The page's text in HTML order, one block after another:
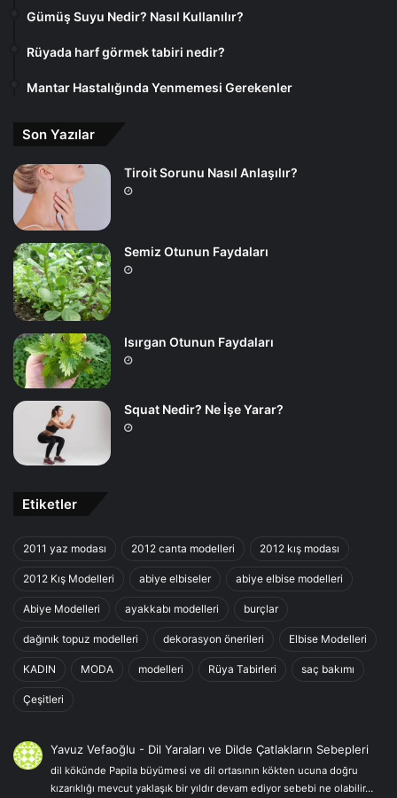
Gümüş Suyu Nedir? Nasıl Kullanılır?
Rüyada harf görmek tabiri nedir?
Mantar Hastalığında Yenmemesi Gerekenler
Son Yazılar
Tiroit Sorunu Nasıl Anlaşılır?
Semiz Otunun Faydaları
Isırgan Otunun Faydaları
Squat Nedir? Ne İşe Yarar?
Etiketler
2011 yaz modası 2012 canta modelleri 2012 kış modası
2012 Kış Modelleri abiye elbiseler abiye elbise modelleri
Abiye Modelleri ayakkabı modelleri burçlar
dağınık topuz modelleri dekorasyon önerileri Elbise Modelleri
KADIN MODA modelleri Rüya Tabirleri saç bakımı
Çeşitleri
Yavuz Vefaoğlu - Dil Yaraları ve Dilde Çatlakların Sebepleri
dil kökünde Papila büyümesi ve dil ortasının kökten ucuna doğru
kızarıklığı mevcut yaklaşık bir yıldır devam ediyor sebebi ne olabilir…